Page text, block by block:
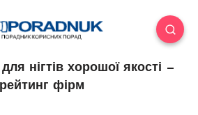
нігтів хорошої якості —
рейтинг фірм